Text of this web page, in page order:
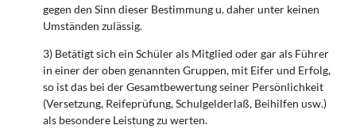
gegen den Sinn dieser Bestimmung u. daher unter keinen
Umständen zulässig.
3) Betätigt sich ein Schüler als Mitglied oder gar als Führer
in einer der oben genannten Gruppen, mit Eifer und Erfolg,
so ist das bei der Gesamtbewertung seiner Persönlichkeit
(Versetzung, Reifeprüfung, Schulgelderlaß, Beihilfen usw.)
als besondere Leistung zu werten.